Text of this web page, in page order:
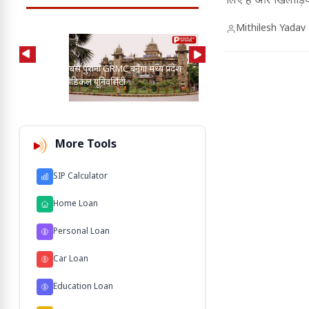
प्रदेश का सबसे पुराना GRMC बनेगा मध्य प्रदेश
की पहली मेडिकल यूनिवर्सिटी
More Tools
SIP Calculator
Home Loan
Personal Loan
Car Loan
Education Loan
Mithilesh Yadav